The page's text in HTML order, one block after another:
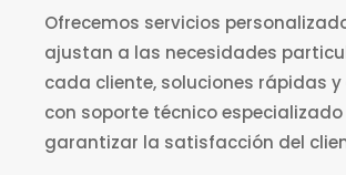
Ofrecemos servicios
ajustan a las necesidades
cada cliente, soluciones rápidas y
con soporte técnico
garantizar la satisfacción del